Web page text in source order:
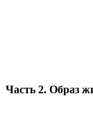
Часть 2. Образ